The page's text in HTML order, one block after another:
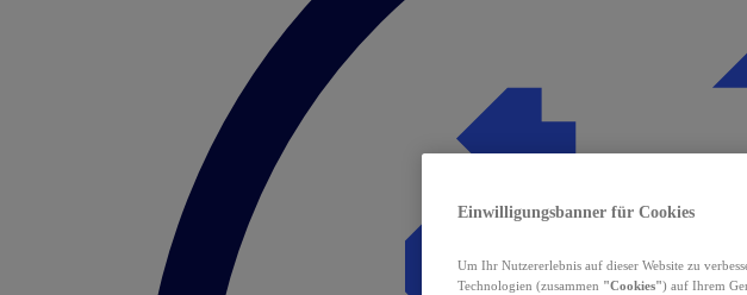
Einwilligungsbanner für Cookies
Um Ihr Nutzererlebnis auf dieser Website zu
Technologien (zusammen "Cookies") auf Ihrem